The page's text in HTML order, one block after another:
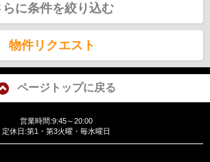
らに条件を絞り込む
物件リクエスト
ページトップに戻る
営業時間:9:45～20:00
定休日:第1・第3火曜・毎水曜日